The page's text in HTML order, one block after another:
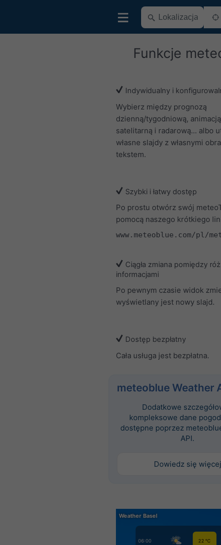
Funkcje
Indywidualny i
Wybierz między prognozą
dzienną/tygodniową, animacją
satelitarną i radarową... albo
własne slajdy z własnymi
tekstem.
Szybki i łatwy dostęp
Po prostu otwórz swój
pomocą naszego krótkiego
www.meteoblue.com/pl/
Ciągła zmiana pomiędzy
informacjami
Po pewnym czasie widok
wyświetlany jest nowy slajd.
Dostęp bezpłatny
Cała usługa jest bezpłatna.
meteoblue Weather
Dodatkowe
kompleksowe dane
dostępne poprzez
API.
Dowiedz się więcej